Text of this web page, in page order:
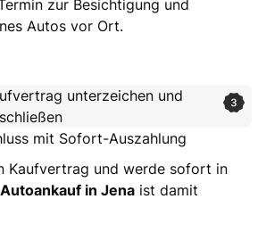
zur Besichtigung und
Autos vor Ort.
mit Sofort-Auszahlung
Kaufvertrag und werde sofort in
Autoankauf in Jena ist damit